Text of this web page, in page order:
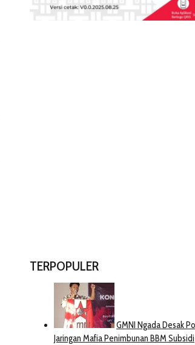
TERPOPULER